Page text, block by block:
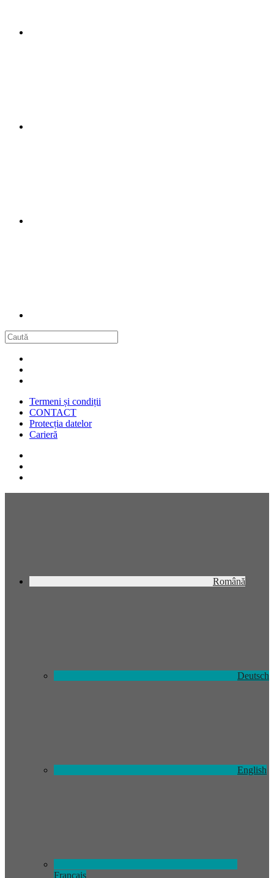
Termeni și condiții
CONTACT
Protecția datelor
Carieră
Română
Deutsch
English
Français